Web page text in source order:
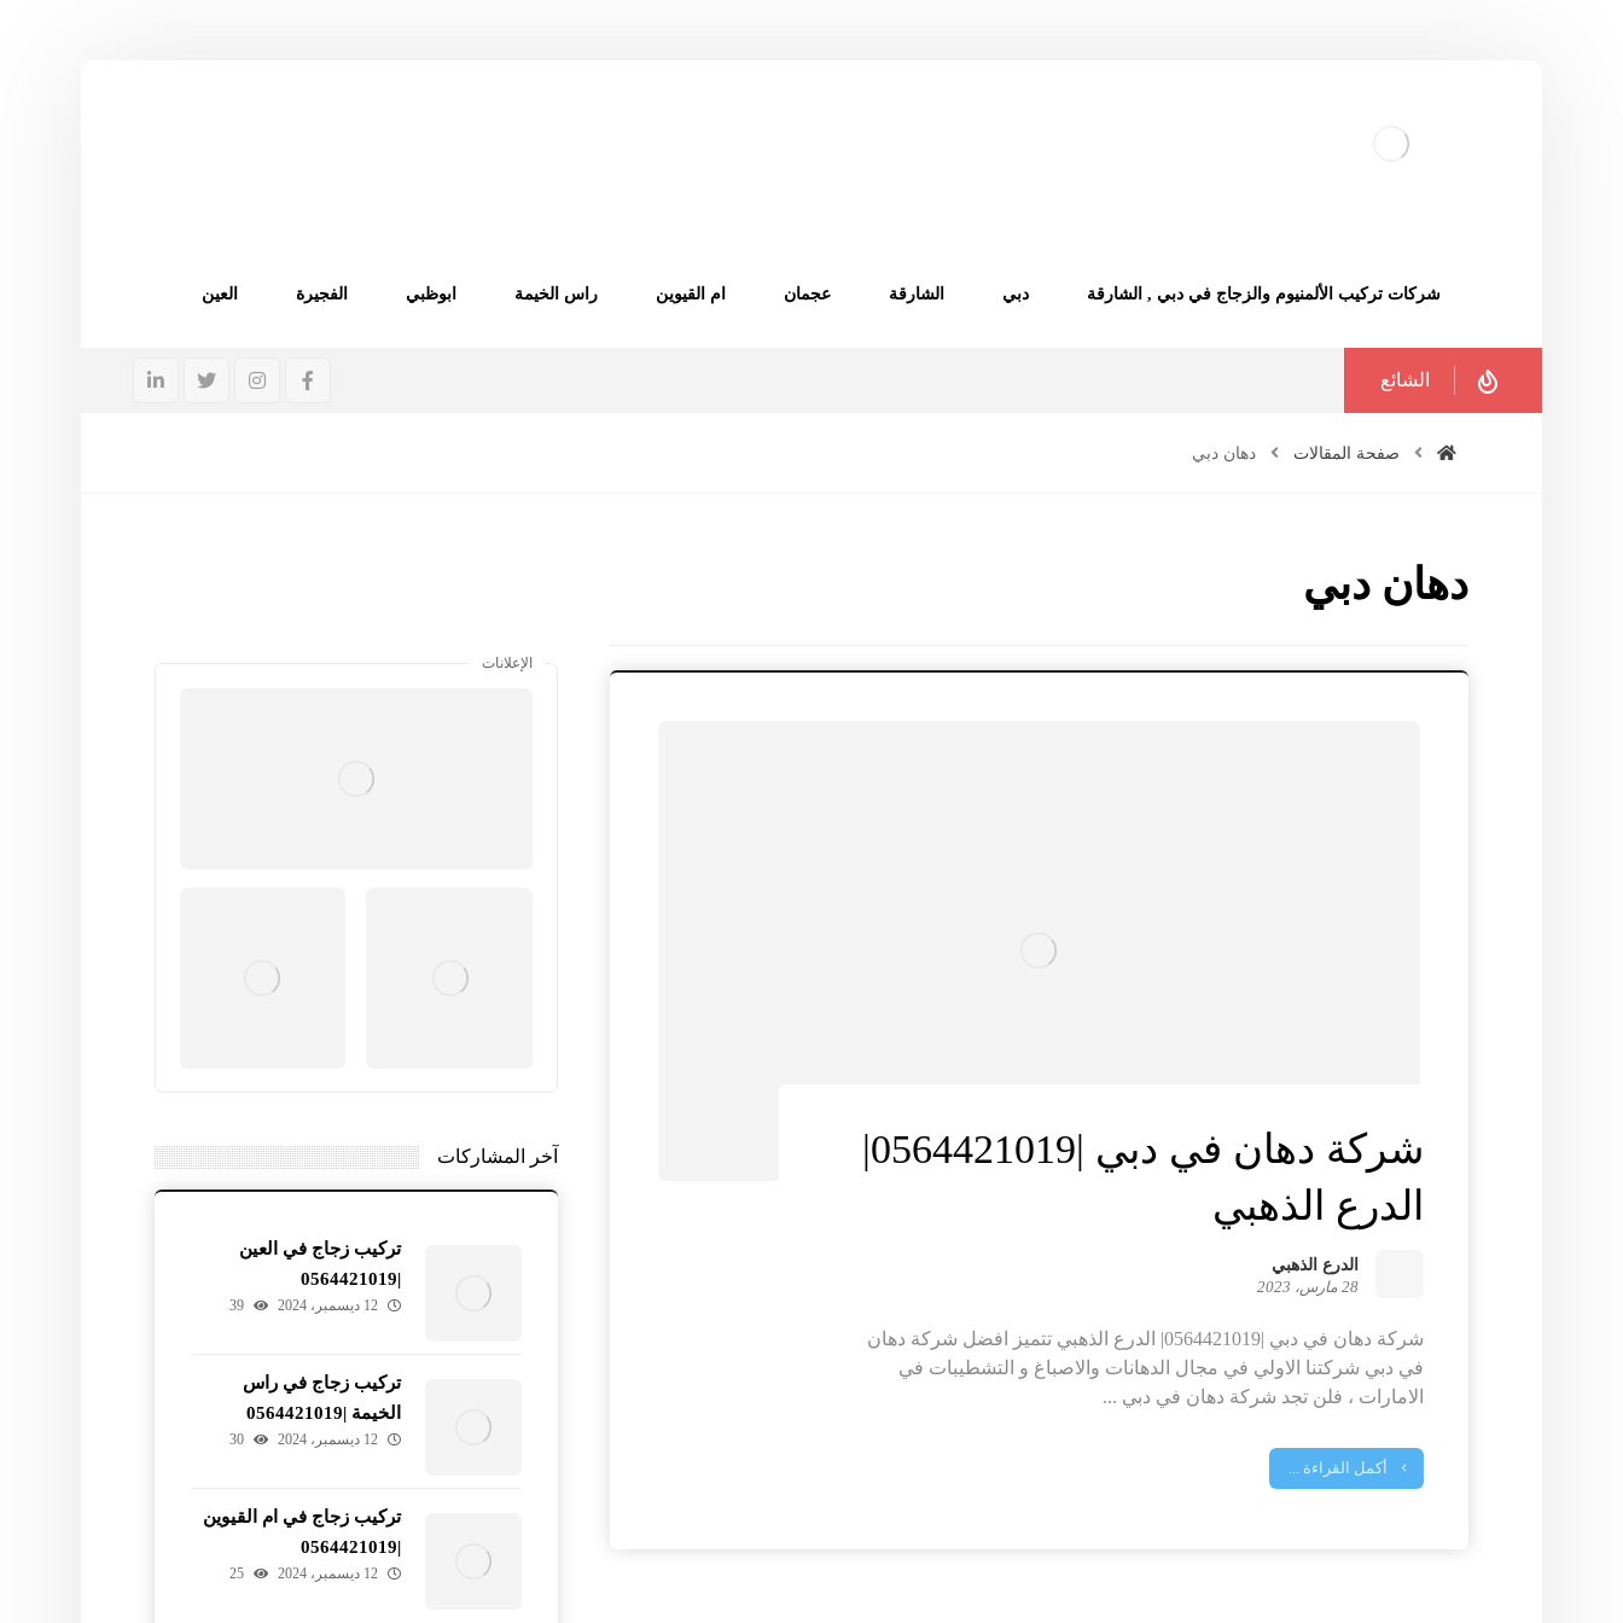
شركات تركيب الألمنيوم والزجاج في دبي , الشارقة دبي الشارقة عجمان ام القيوين راس الخيمة ابوظبي الفجيرة العين
الشائع
صفحة المقالات دهان دبي
دهان دبي
شركة دهان في دبي |0564421019|
الدرع الذهبي
الدرع الذهبي
28 مارس، 2023
شركة دهان في دبي |0564421019| الدرع الذهبي تتميز افضل شركة دهان
في دبي شركتنا الاولي في مجال الدهانات والاصباغ و التشطيبات في
الامارات ، فلن تجد شركة دهان في دبي ...
أكمل القراءة ...
الإعلانات
آخر المشاركات
تركيب زجاج في العين
|0564421019
12 ديسمبر، 2024 39
تركيب زجاج في راس
الخيمة |0564421019
12 ديسمبر، 2024 30
تركيب زجاج في ام القيوين
|0564421019
12 ديسمبر، 2024 25